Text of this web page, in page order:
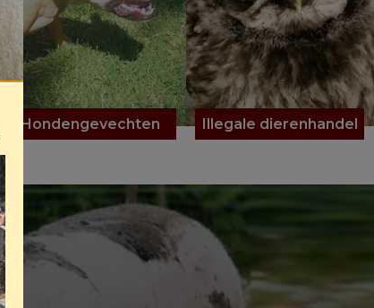
Hondengevechten Illegale dierenhandel